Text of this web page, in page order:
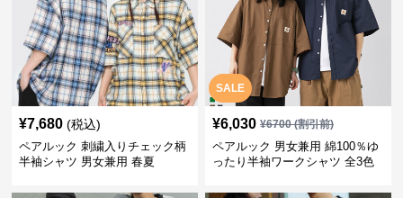
¥7,680 (税込)
ペアルック 刺繍入りチェック柄
半袖シャツ 男女兼用 春夏
SALE
¥6,030 ¥6700(割引前)
ペアルック 男女兼用 綿100％ゆ
ったり半袖ワークシャツ 全3色